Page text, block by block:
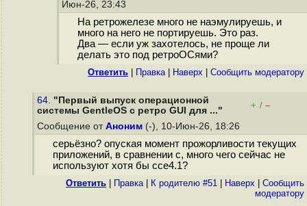
Июн-26, 23:43
На ретрожелезе много не наэмулируешь, и
много на него не портируешь. Это раз.
Два — если уж захотелось, не проще ли
делать это под ретроОСями?
Ответить Правка| Наверх Cообщить модератору
64. "Первый выпуск операционной
системы GentleOS с ретро GUI для ..."
+ / –
Сообщение от Аноним (-), 10-Июн-26, 18:26
серьёзно? опуская момент прожорливости текущих
приложений, в сравнении с, много чего сейчас не
используют хотя бы ссе4.1?
Ответить Правка| К родителю #51 Наверх
Cообщить
модератору